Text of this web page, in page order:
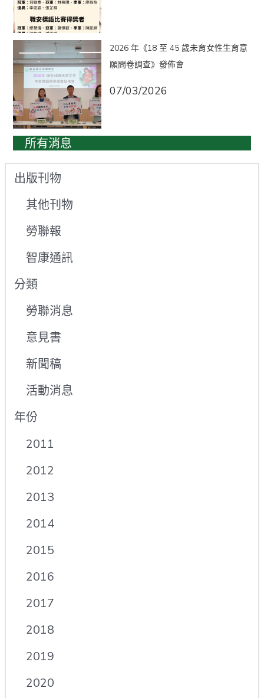
2026 年《18 至 45 歲未育女性生育意
願問卷調查》發佈會
07/03/2026
所有消息
出版刊物
其他刊物
勞聯報
智康通訊
分類
勞聯消息
意見書
新聞稿
活動消息
年份
2011
2012
2013
2014
2015
2016
2017
2018
2019
2020